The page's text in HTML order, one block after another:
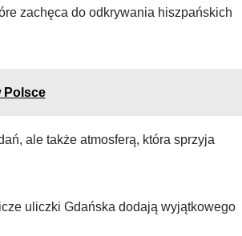
zachęca do odkrywania hiszpańskich
Polsce
ale także atmosferą, która sprzyja
uliczki Gdańska dodają wyjątkowego